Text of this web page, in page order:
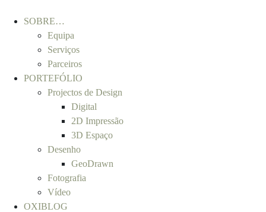
SOBRE…
Equipa
Serviços
Parceiros
PORTEFÓLIO
Projectos de Design
Digital
2D Impressão
3D Espaço
Desenho
GeoDrawn
Fotografia
Vídeo
OXIBLOG